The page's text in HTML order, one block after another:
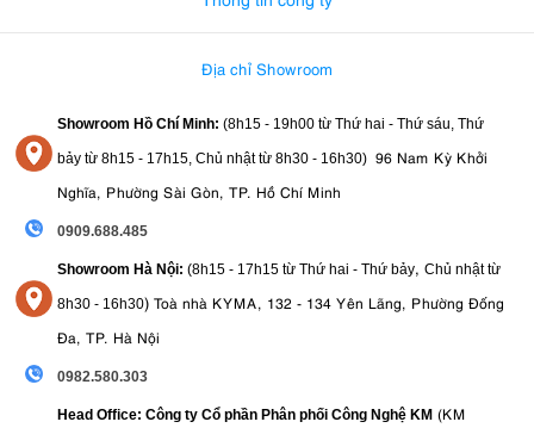
Địa chỉ Showroom
Showroom Hồ Chí Minh: (8h15 - 19h00 từ Thứ hai - Thứ sáu, Thứ
bảy từ 8h15 - 17h15, Chủ nhật từ 8h30 - 16h30) 96 Nam Kỳ Khởi
Nghĩa, Phường Sài Gòn, TP. Hồ Chí Minh
0909.688.485
Showroom Hà Nội: (8h15 - 17h15 từ Thứ hai - Thứ bảy, Chủ nhật từ
8h30 - 16h30) Toà nhà KYMA, 132 - 134 Yên Lãng, Phường Đống
Đa, TP. Hà Nội
0982.580.303
Head Office: Công ty Cổ phần Phân phối Công Nghệ KM (KM